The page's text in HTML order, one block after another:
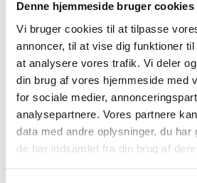
Denne hjemmeside bruger cookies
Vi bruger cookies til at tilpasse
annoncer, til at vise dig funktioner
at analysere vores trafik. Vi deler
din brug af vores hjemmeside med
for sociale medier,
analysepartnere. Vores partnere
data med andre oplysninger, du har
de har indsamlet fra din brug af
Kamp (ex. Champions League finalen)
Vinderhold - holdnavn
Træner navn (for vinderholdet) *